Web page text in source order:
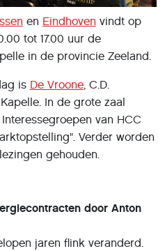
en Eindhoven vindt op
tot 17.00 uur de
in de provincie Zeeland.
is De Vroone, C.D.
In de grote zaal
van HCC
Verder worden
gehouden.
door Anton
jaren flink veranderd.